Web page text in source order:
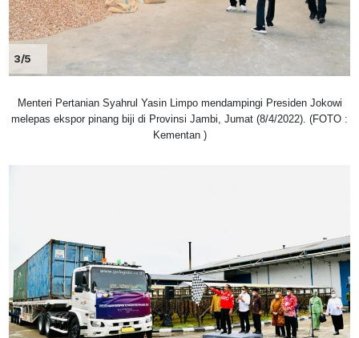
3/5
Menteri Pertanian Syahrul Yasin Limpo mendampingi Presiden Jokowi
melepas ekspor pinang biji di Provinsi Jambi, Jumat (8/4/2022). (FOTO :
Kementan )